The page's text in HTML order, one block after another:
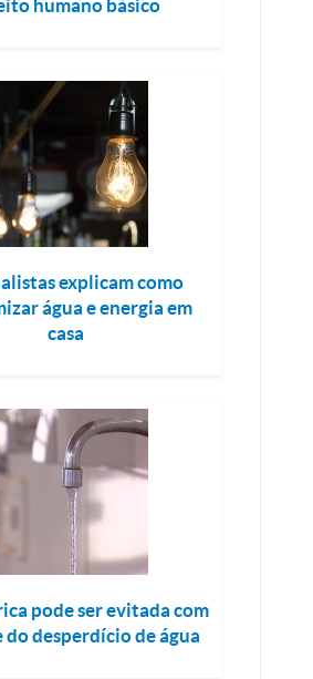
humano básico
explicam como
água e energia em
casa
pode ser evitada com
desperdício de água